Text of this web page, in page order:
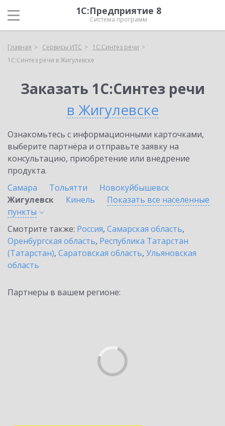
1С:Предприятие 8
Система программ
Главная Сервисы ИТС
1С:Синтез речи
1С:Синтез речи в Жигулевске
Заказать 1С:Синтез речи
в Жигулевске
Ознакомьтесь с информационными карточками,
выберите партнёра и отправьте заявку на
консультацию, приобретение или внедрение
продукта.
Самара
Тольятти
Новокуйбышевск
Жигулевск
Кинель
Показать все населенные
пункты
Смотрите также: Россия, Самарская область,
Оренбургская область, Республика Татарстан
(Татарстан), Саратовская область, Ульяновская
область
Партнеры в вашем регионе: